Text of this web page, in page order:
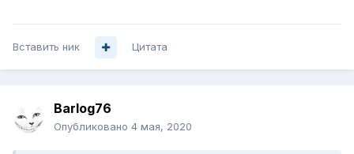
Вставить ник Цитата
Barlog76
Опубликовано 4 мая, 2020